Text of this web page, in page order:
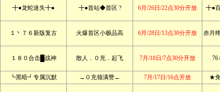
╋●龙蛇迷失╋● ╋●首站◆首区 ? 6月/26日/22点30分开放 ╋●
１丶７６新版复古 火爆首区小极品高 6月/28日/13点30分开放 赤月
１８０合击█战神 散人．０充．起飞 7月/18日/7点30分开放 76
┗黑暗┛专属沉默 →０充领满赞← 7月/17日/16点开放 ★